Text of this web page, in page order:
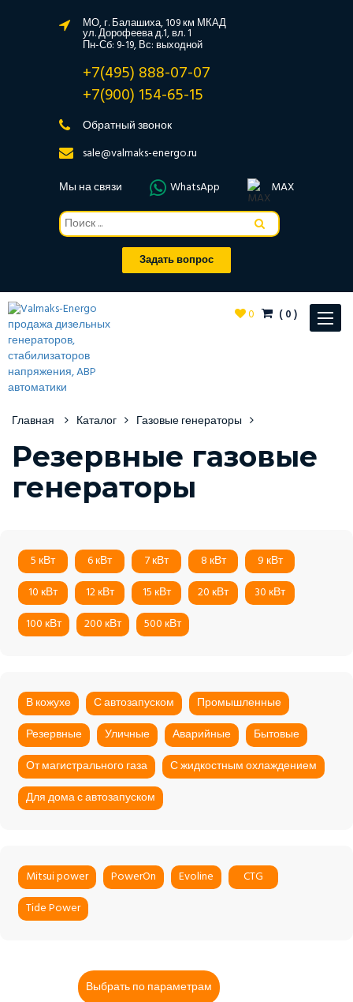
МО, г. Балашиха, 109 км МКАД
ул. Дорофеева д.1, вл. 1
Пн-Сб: 9-19, Вс: выходной
+7(495) 888-07-07
+7(900) 154-65-15
Обратный звонок
sale@valmaks-energo.ru
Мы на связи
WhatsApp MAX
Задать вопрос
Toggle
0 (0)
Главная Каталог Газовые генераторы
Резервные газовые
генераторы
5 кВт 6 кВт 7 кВт 8 кВт
9 кВт
10 кВт
12 кВт 15 кВт 20 кВт
30 кВт
100 кВт
200 кВт 500 кВт
В кожухе С автозапуском
Промышленные
Резервные
Уличные Аварийные
Бытовые
От магистрального газа
С жидкостным охлаждением
Для дома с автозапуском
Mitsui power PowerOn Evoline
CTG
Tide Power
Выбрать по параметрам